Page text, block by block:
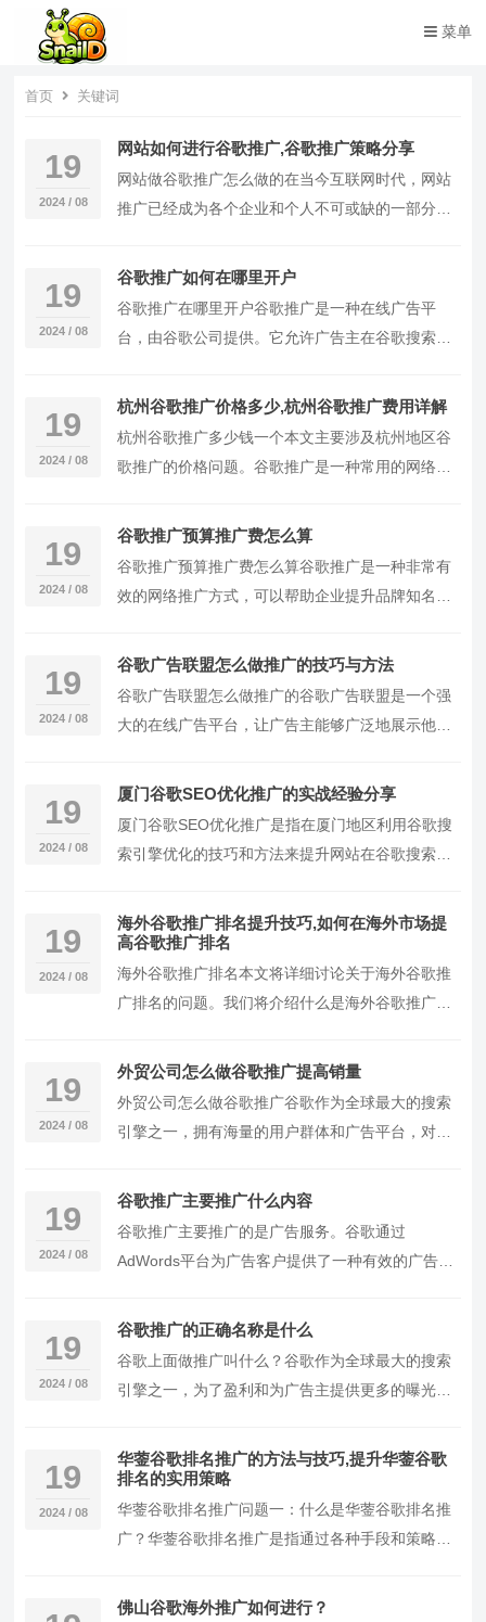
菜单
首页 关键词
19
2024 / 08
网站如何进行谷歌推广,谷歌推广策略分享
网站做谷歌推广怎么做的在当今互联网时代，网站
推广已经成为各个企业和个人不可或缺的一部分。
用户群体和广阔的市场潜力。本文将详细介绍如何
19
2024 / 08
谷歌推广如何在哪里开户
谷歌推广在哪里开户谷歌推广是一种在线广告平
台，由谷歌公司提供。它允许广告主在谷歌搜索引
将广告投放给潜在的客户。谷歌推广是一种非常有
19
2024 / 08
杭州谷歌推广价格多少,杭州谷歌推广费用详解
杭州谷歌推广多少钱一个本文主要涉及杭州地区谷
歌推广的价格问题。谷歌推广是一种常用的网络广
更多曝光，吸引更多潜在客户。在杭州地区，谷歌
歌会根据广告质量得分和出价确定广
19
2024 / 08
谷歌推广预算推广费怎么算
谷歌推广预算推广费怎么算谷歌推广是一种非常有
效的网络推广方式，可以帮助企业提升品牌知名
企业来说，一个关键问题是如何确定谷歌推广的预
是提升品牌知名度、
19
2024 / 08
谷歌广告联盟怎么做推广的技巧与方法
谷歌广告联盟怎么做推广的谷歌广告联盟是一个强
大的在线广告平台，让广告主能够广泛地展示他们
的企业来说，谷歌广告联盟是一个非常有价值的工
19
2024 / 08
厦门谷歌SEO优化推广的实战经验分享
厦门谷歌SEO优化推广是指在厦门地区利用谷歌搜
索引擎优化的技巧和方法来提升网站在谷歌搜索结
文中，我们将解答与厦门谷歌SEO优化推广相关的
一些常见问题。问题一：为什么选择谷歌作为优化
推广的主要搜索引擎？回答：谷歌是全球最受欢迎
和使用最广泛的搜索引擎之一，凭借其强大的搜索
19
2024 / 08
海外谷歌推广排名提升技巧,如何在海外市场提
高谷歌推广排名
海外谷歌推广排名本文将详细讨论关于海外谷歌推
广排名的问题。我们将介绍什么是海外谷歌推广排
如何提高排名的一些有效方法。1.海外谷歌推广排
19
2024 / 08
外贸公司怎么做谷歌推广提高销量
外贸公司怎么做谷歌推广谷歌作为全球最大的搜索
引擎之一，拥有海量的用户群体和广告平台，对于
销手段。本文将介绍外贸公司如何利用谷歌推广来
19
2024 / 08
谷歌推广主要推广什么内容
谷歌推广主要推广的是广告服务。谷歌通过
AdWords平台为广告客户提供了一种有效的广告投
键词和广告形式，并根据自己的需求设定广告预
作的广
19
2024 / 08
谷歌推广的正确名称是什么
谷歌上面做推广叫什么？谷歌作为全球最大的搜索
引擎之一，为了盈利和为广告主提供更多的曝光机
（GoogleAds）。谷歌广告是一种在线广告平台，
广告主可以通过该平台投放广告，从而在谷歌搜
19
2024 / 08
华蓥谷歌排名推广的方法与技巧,提升华蓥谷歌
排名的实用策略
华蓥谷歌排名推广问题一：什么是华蓥谷歌排名推
广？华蓥谷歌排名推广是指通过各种手段和策略，
（SERP）中的排名，从而增加网站的曝光度和流
佛山谷歌海外推广如何进行？